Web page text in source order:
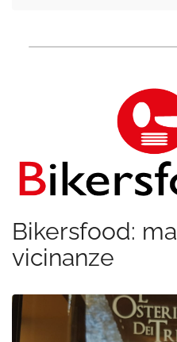
Bikersfood:
vicinanze